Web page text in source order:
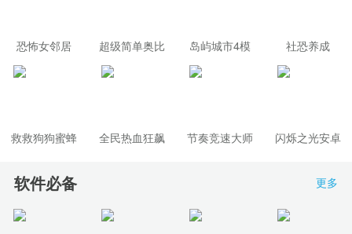
恐怖女邻居 超级简单奥比
岛屿城市4模
社恐养成
救救狗狗蜜蜂
全民热血狂飙 节奏竞速大师
闪烁之光安卓
软件必备 更多